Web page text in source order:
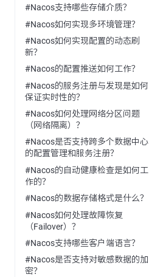
#Nacos支持哪些存储介质？
#Nacos如何实现多环境管理？
#Nacos如何实现配置的动态刷
新？
#Nacos的配置推送如何工作？
#Nacos的服务注册与发现是如何
保证实时性的？
#Nacos如何处理网络分区问题
（网络隔离）？
#Nacos是否支持跨多个数据中心
的配置管理和服务注册？
#Nacos的自动健康检查是如何工
作的？
#Nacos的数据存储格式是什么？
#Nacos如何处理故障恢复
（Failover）？
#Nacos支持哪些客户端语言？
#Nacos是否支持对敏感数据的加
密？